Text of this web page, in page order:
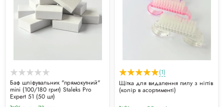
Баф шліфувальник "прямокутний"
mini (100/180 грит) Staleks Pro
Expert 51 (50 шт)
(1)
Щітка для видалення пилу з нігтів
(колір в асортименті)